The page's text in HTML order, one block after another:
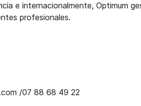
e internacionalmente, Optimum
profesionales.
/07 88 68 49 22